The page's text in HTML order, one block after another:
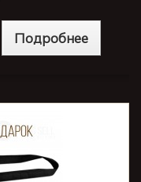
Подробнее